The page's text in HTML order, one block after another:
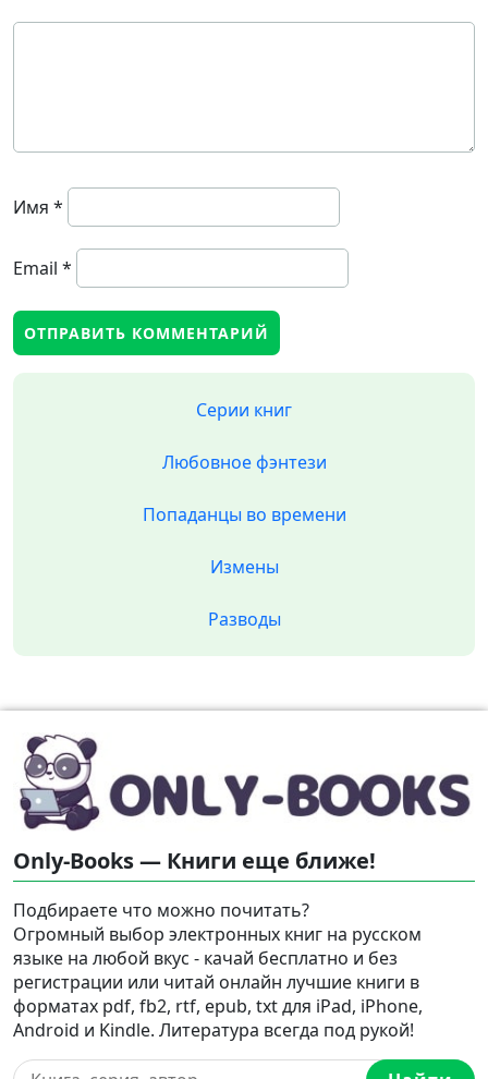
Имя *
Email *
Серии книг
Любовное фэнтези
Попаданцы во времени
Измены
Разводы
Only-Books — Книги еще ближе!
Подбираете что можно почитать?
Огромный выбор электронных книг на русском
языке на любой вкус - качай бесплатно и без
регистрации или читай онлайн лучшие книги в
форматах pdf, fb2, rtf, epub, txt для iPad, iPhone,
Android и Kindle. Литература всегда под рукой!